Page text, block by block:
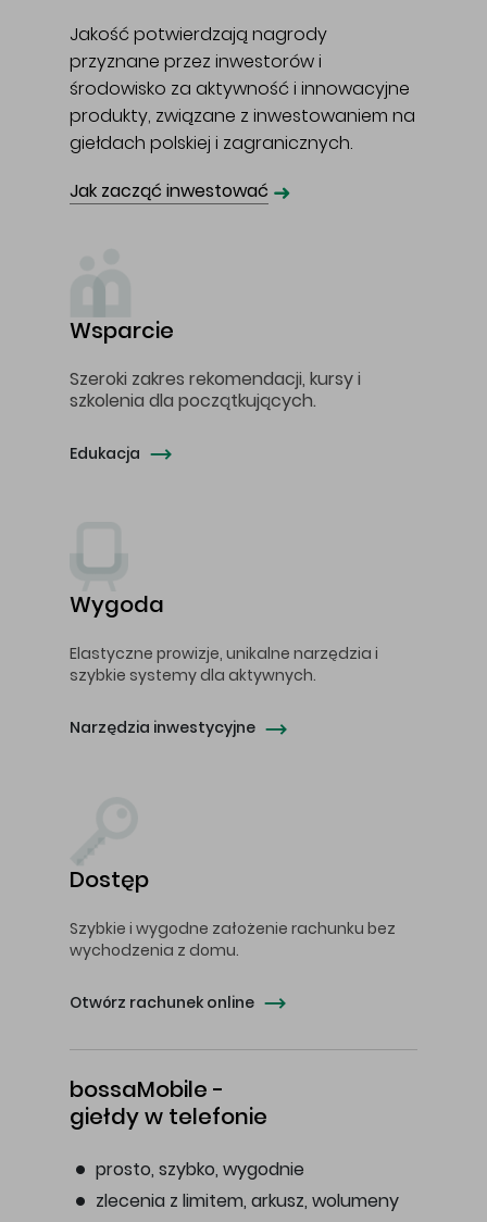
Jakość potwierdzają nagrody
przyznane przez inwestorów i
środowisko za aktywność i innowacyjne
produkty, związane z inwestowaniem na
giełdach polskiej i zagranicznych.
Jak zacząć inwestować ➜
Wsparcie
Szeroki zakres rekomendacji, kursy i
szkolenia dla początkujących.
Edukacja
Wygoda
Elastyczne prowizje, unikalne narzędzia i
szybkie systemy dla aktywnych.
Narzędzia inwestycyjne
Dostęp
Szybkie i wygodne założenie rachunku bez
wychodzenia z domu.
Otwórz rachunek online
bossaMobile -
giełdy w telefonie
prosto, szybko, wygodnie
zlecenia z limitem, arkusz, wolumeny